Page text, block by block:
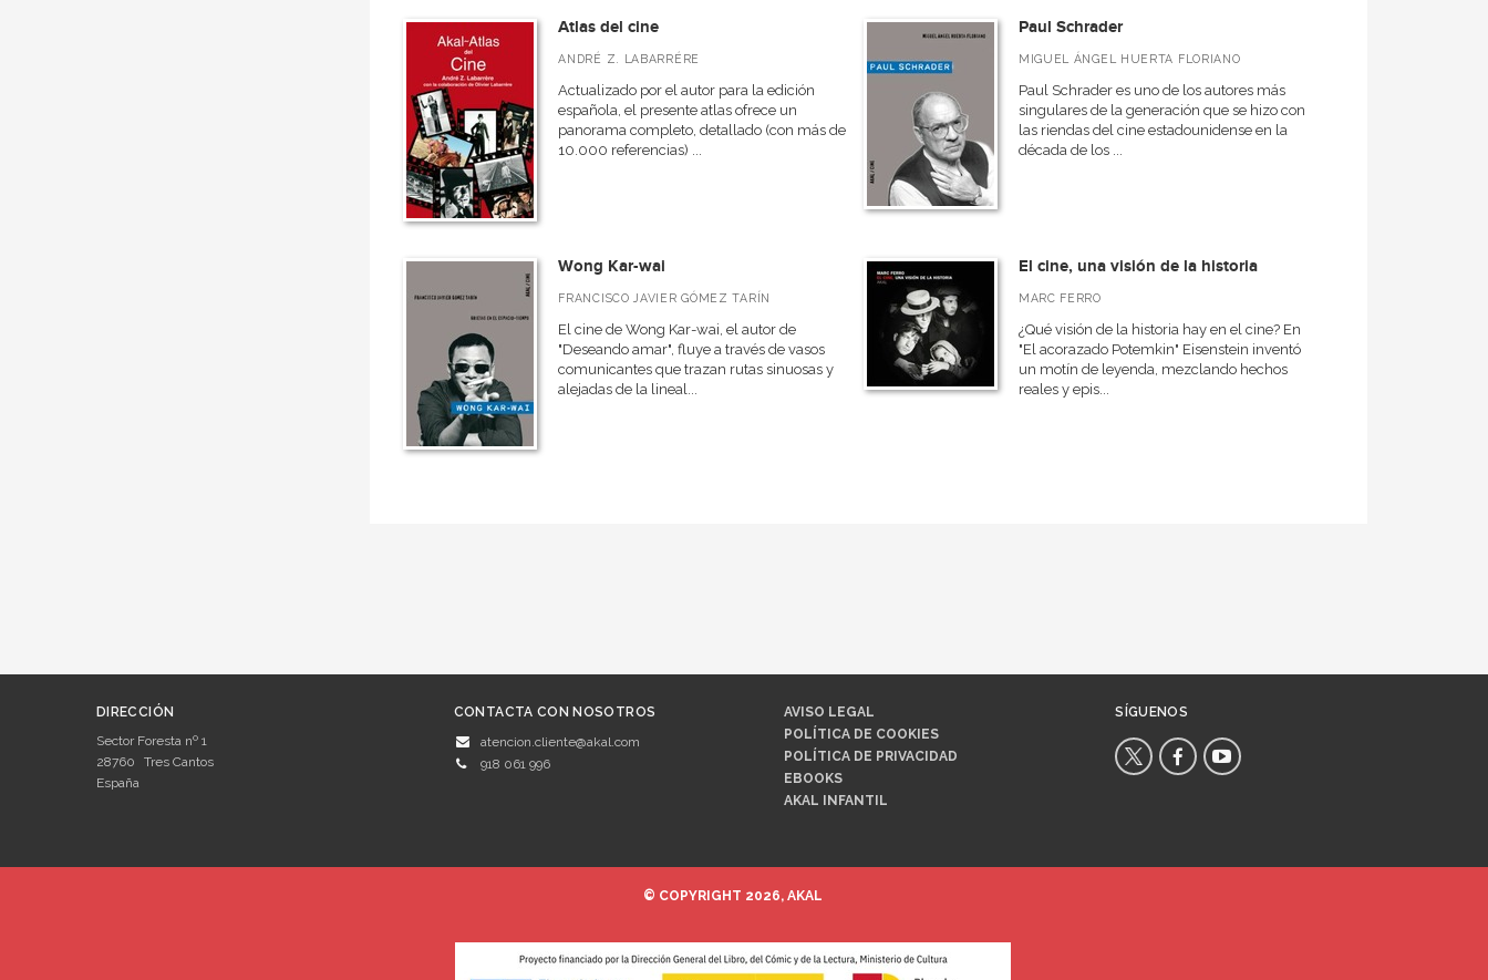
Atlas del cine
ANDRÉ Z. LABARRÉRE
Actualizado por el autor para la edición
española, el presente atlas ofrece un
panorama completo, detallado (con más de
10.000 referencias) ...
Paul Schrader
MIGUEL ÁNGEL HUERTA FLORIANO
Paul Schrader es uno de los autores más
singulares de la generación que se hizo con
las riendas del cine estadounidense en la
década de los ...
Wong Kar-wai
FRANCISCO JAVIER GÓMEZ TARÍN
El cine de Wong Kar-wai, el autor de
"Deseando amar", fluye a través de vasos
comunicantes que trazan rutas sinuosas y
alejadas de la lineal...
El cine, una visión de la historia
MARC FERRO
¿Qué visión de la historia hay en el cine? En
"El acorazado Potemkin" Eisenstein inventó
un motín de leyenda, mezclando hechos
reales y epis...
DIRECCIÓN
Sector Foresta nº 1
28760
Tres Cantos
España
CONTACTA CON NOSOTROS
atencion.cliente@akal.com
918 061 996
AVISO LEGAL
POLÍTICA DE COOKIES
POLÍTICA DE PRIVACIDAD
EBOOKS
AKAL INFANTIL
SÍGUENOS
© COPYRIGHT 2026, AKAL